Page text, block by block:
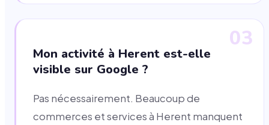
03
Mon activité à Herent est-elle
visible sur Google ?
Pas nécessairement. Beaucoup de
commerces et services à Herent manquent